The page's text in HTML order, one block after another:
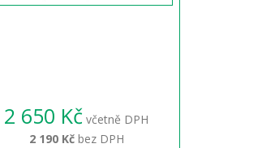
2 650 Kč včetně DPH
2 190 Kčbez DPH